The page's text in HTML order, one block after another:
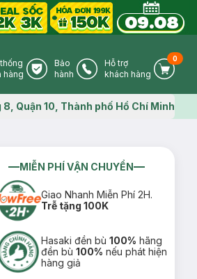
Icon
hàng
Warranty Icon
Bảo
hành
Phone Icon
Hỗ trợ
khách hàng
Cart
0
Map icon
8, Quận 10, Thành phố Hồ Chí Minh
MIỄN PHÍ VẬN CHUYỂN
Giao Nhanh Miễn Phí 2H.
Trễ tặng 100K
Hasaki đền bù100% hãng
đền bù100% nếu phát hiện
hàng giả